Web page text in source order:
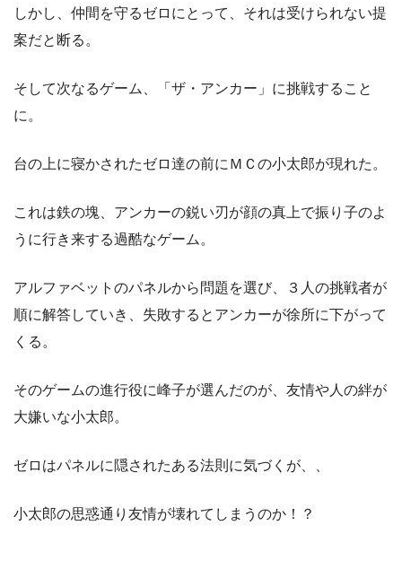
しかし、仲間を守るゼロにとって、それは受けられない提
案だと断る。
そして次なるゲーム、「ザ・アンカー」に挑戦すること
に。
台の上に寝かされたゼロ達の前にＭＣの小太郎が現れた。
これは鉄の塊、アンカーの鋭い刃が顔の真上で振り子のよ
うに行き来する過酷なゲーム。
アルファベットのパネルから問題を選び、３人の挑戦者が
順に解答していき、失敗するとアンカーが徐所に下がって
くる。
そのゲームの進行役に峰子が選んだのが、友情や人の絆が
大嫌いな小太郎。
ゼロはパネルに隠されたある法則に気づくが、、
小太郎の思惑通り友情が壊れてしまうのか！？